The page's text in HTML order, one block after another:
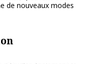
de nouveaux modes